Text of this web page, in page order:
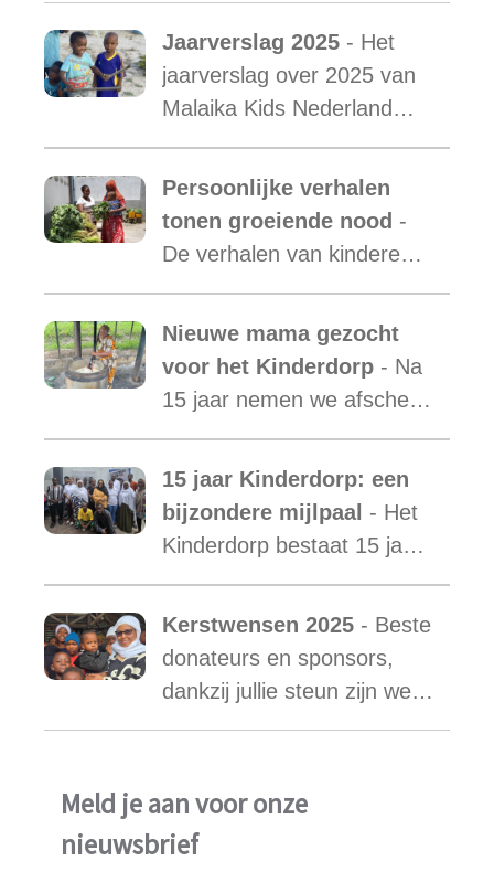
Jaarverslag 2025 - Het
jaarverslag over 2025 van
Malaika Kids Nederland
met daarin opgenomen het
verslag van de activiteiten
van Malaika Kids Tanzania
is uit.
Persoonlijke verhalen
tonen groeiende nood -
De verhalen van kinderen
laten zien hoe essentieel
onze ondersteuning is,
terwijl de vraag blijft
toenemen.
Nieuwe mama gezocht
voor het Kinderdorp - Na
15 jaar nemen we afscheid
van Mama Ester. We
starten de zoektocht naar
een nieuwe mama met een
warm hart voor onze
15 jaar Kinderdorp: een
bijzondere mijlpaal - Het
Kinderdorp bestaat 15 jaar
en groeide uit tot een plek
waar honderden kinderen
een stabiele toekomst
vonden.
Kerstwensen 2025 - Beste
donateurs en sponsors,
dankzij jullie steun zijn we
ook in het afgelopen jaar
ondersteunen.
Meld je aan voor onze
nieuwsbrief